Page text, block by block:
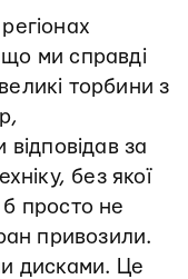
ми справді
торбини з
відповідав за
без якої
просто не
привозили.
дисками. Це